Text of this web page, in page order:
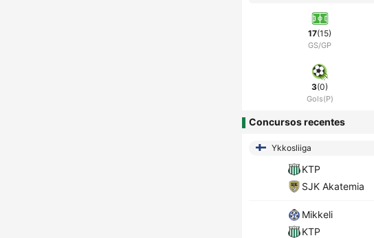
17(15)
GS/GP
3(0)
Gols(P)
Concursos recentes
Ykkosliiga
KTP
SJK Akatemia
Mikkeli
KTP